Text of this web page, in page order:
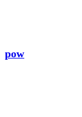
pow